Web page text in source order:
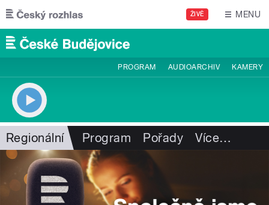
Přejít k hlavnímu obsahu
ŽIVĚ MENU
PROGRAM AUDIOARCHIV KAMERY
Regionální Program Pořady Více…